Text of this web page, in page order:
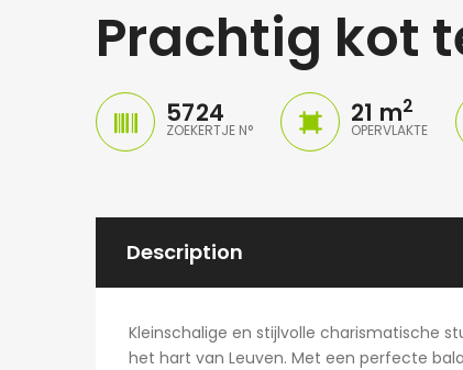
Prachtig kot
5724
ZOEKERTJE N°
21 m2
OPERVLAKTE
Description
Kleinschalige en stijlvolle charismatische
het hart van Leuven. Met een perfecte